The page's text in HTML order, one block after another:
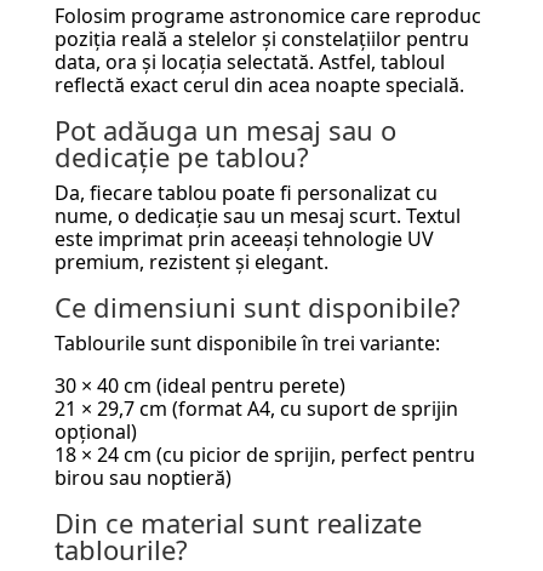
Folosim programe astronomice care reproduc
poziția reală a stelelor și constelațiilor pentru
data, ora și locația selectată. Astfel, tabloul
reflectă exact cerul din acea noapte specială.
Pot adăuga un mesaj sau o
dedicație pe tablou?
Da, fiecare tablou poate fi personalizat cu
nume, o dedicație sau un mesaj scurt. Textul
este imprimat prin aceeași tehnologie UV
premium, rezistent și elegant.
Ce dimensiuni sunt disponibile?
Tablourile sunt disponibile în trei variante:
30 × 40 cm (ideal pentru perete)
21 × 29,7 cm (format A4, cu suport de sprijin
opțional)
18 × 24 cm (cu picior de sprijin, perfect pentru
birou sau noptieră)
Din ce material sunt realizate
tablourile?